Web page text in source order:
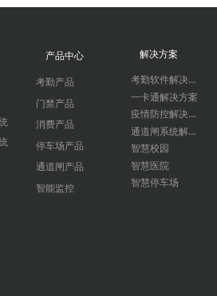
考勤产品
门禁产品
消费产品
停车场产品
通道闸产品
智能监控
考勤软件解决方案
一卡通解决方案
疫情防控解决方案
通道闸系统解决方案
智慧校园
智慧医院
智慧停车场
产品中心 解决方案